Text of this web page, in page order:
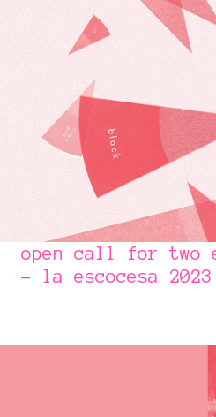
open call for two
- la escocesa 2023